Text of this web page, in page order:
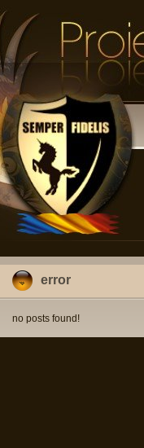
error
no posts found!